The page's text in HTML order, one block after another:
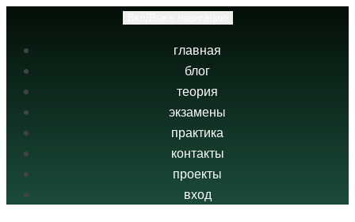
главная
блог
теория
экзамены
практика
контакты
проекты
вход